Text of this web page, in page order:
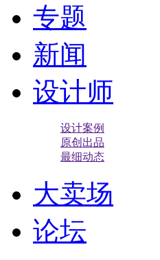
专题
新闻
设计师
设计案例
原创出品
最细动态
大卖场
论坛